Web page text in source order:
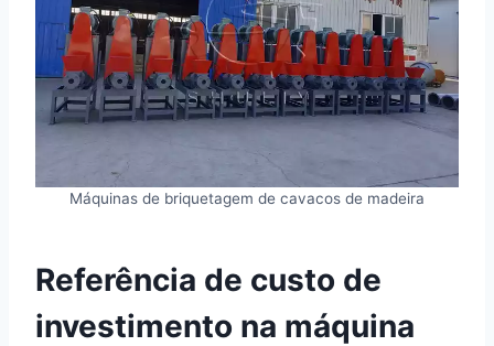
Máquinas de briquetagem de cavacos de madeira
Referência de custo de
investimento na máquina